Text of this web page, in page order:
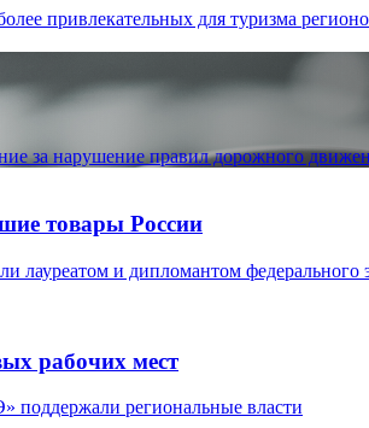
привлекательных для туризма
за нарушение правил дорожного
товары России
лауреатом и дипломантом федерального
рабочих мест
региональные власти